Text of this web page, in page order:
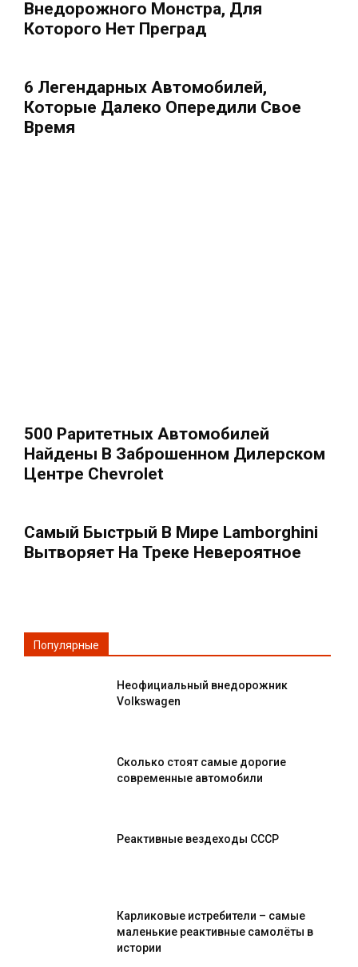
Внедорожного Монстра, Для
Которого Нет Преград
6 Легендарных Автомобилей,
Которые Далеко Опередили Свое
Время
500 Раритетных Автомобилей
Найдены В Заброшенном Дилерском
Центре Chevrolet
Самый Быстрый В Мире Lamborghini
Вытворяет На Треке Невероятное
Популярные
Неофициальный внедорожник
Volkswagen
Сколько стоят самые дорогие
современные автомобили
Реактивные вездеходы СССР
Карликовые истребители – самые
маленькие реактивные самолёты в
истории